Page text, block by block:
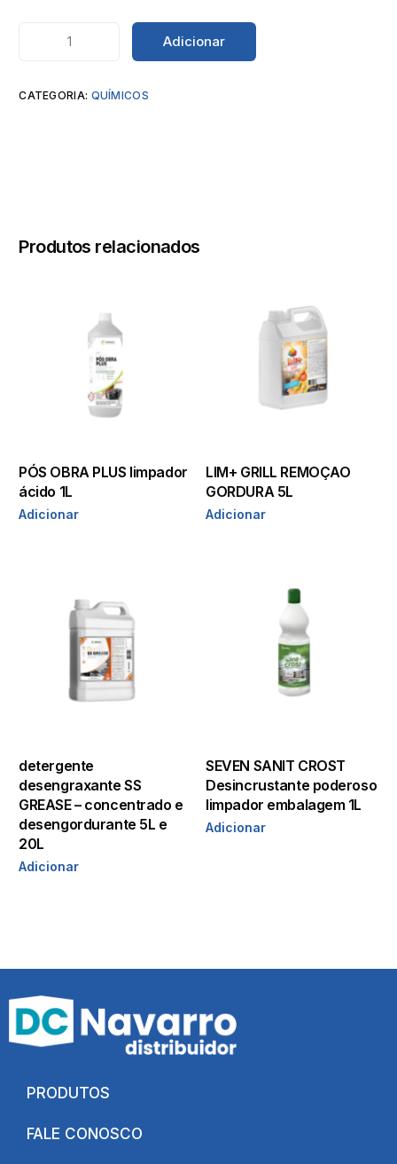
Adicionar
CATEGORIA: QUÍMICOS
Produtos relacionados
PÓS OBRA PLUS limpador
ácido 1L
Adicionar
LIM+ GRILL REMOÇAO
GORDURA 5L
Adicionar
detergente
desengraxante SS
GREASE – concentrado e
desengordurante 5L e
20L
Adicionar
SEVEN SANIT CROST
Desincrustante poderoso
limpador embalagem 1L
Adicionar
PRODUTOS
FALE CONOSCO